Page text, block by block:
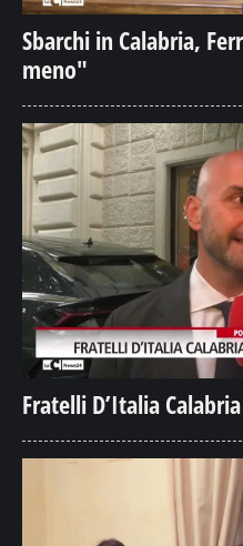
Sbarchi in Calabria,
meno"
Fratelli D’Italia